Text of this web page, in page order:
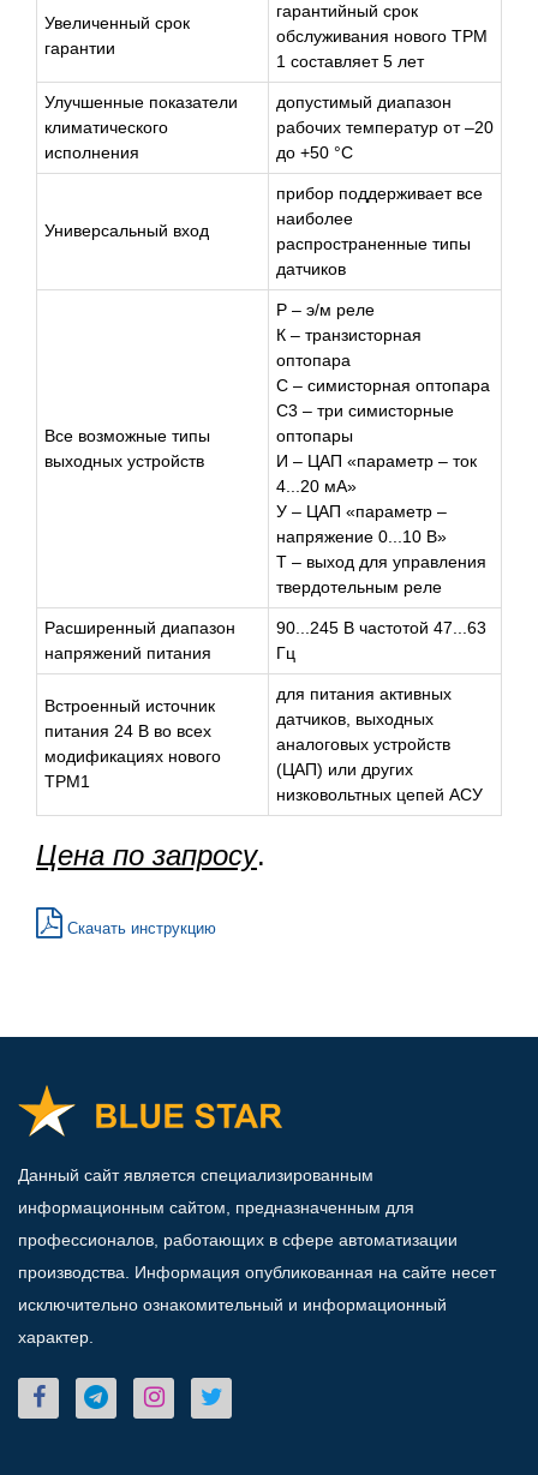
Увеличенный срок
гарантии
гарантийный срок
обслуживания нового ТРМ
1 составляет 5 лет
Улучшенные показатели
климатического
исполнения
допустимый диапазон
рабочих температур от –20
до +50 °С
Универсальный вход
прибор поддерживает все
наиболее
распространенные типы
датчиков
Все возможные типы
выходных устройств
Р – э/м реле
К – транзисторная
оптопара
С – симисторная оптопара
С3 – три симисторные
оптопары
И – ЦАП «параметр – ток
4...20 мА»
У – ЦАП «параметр –
напряжение 0...10 В»
Т – выход для управления
твердотельным реле
Расширенный диапазон
напряжений питания
90...245 В частотой 47...63
Гц
Встроенный источник
питания 24 В во всех
модификациях нового
ТРМ1
для питания активных
датчиков, выходных
аналоговых устройств
(ЦАП) или других
низковольтных цепей АСУ
Цена по запросу.
Скачать инструкцию
Данный сайт является специализированным
информационным сайтом, предназначенным для
профессионалов, работающих в сфере автоматизации
производства. Информация опубликованная на сайте несет
исключительно ознакомительный и информационный
характер.